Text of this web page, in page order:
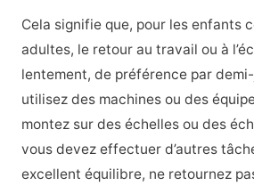
Cela signifie que, pour les enfants
adultes, le retour au travail ou à
lentement, de préférence par
utilisez des machines ou des
montez sur des échelles ou des
vous devez effectuer d’autres
excellent équilibre, ne retournez